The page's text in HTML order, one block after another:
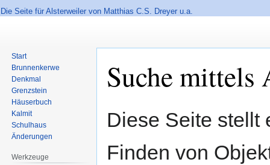
Die Seite für Alsterweiler von Matthias C.S. Dreyer u.a.
Suche
Navigation
Suche
Diese Seite
Finden von
Start
Brunnenkerwe
Denkmal
Grenzstein
Häuserbuch
Kalmit
Schulhaus
Änderungen
Werkzeuge